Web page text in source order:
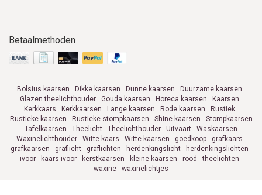
Betaalmethoden
Bolsius kaarsen Dikke kaarsen Dunne kaarsen
Duurzame kaarsen
Glazen theelichthouder
Gouda kaarsen Horeca kaarsen
Kaarsen
Kerkkaars
Kerkkaarsen Lange kaarsen Rode kaarsen
Rustiek
Rustieke kaarsen
Rustieke stompkaarsen Shine kaarsen
Stompkaarsen
Tafelkaarsen
Theelicht Theelichthouder Uitvaart
Waskaarsen
Waxinelichthouder
Witte kaars Witte kaarsen goedkoop
grafkaars
grafkaarsen
graflicht graflichten herdenkingslicht
herdenkingslichten
ivoor
kaars ivoor kerstkaarsen kleine kaarsen rood
theelichten
waxine
waxinelichtjes